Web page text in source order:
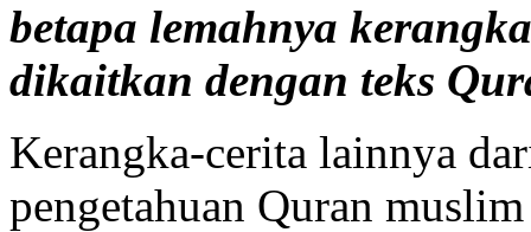
betapa lemahnya
dikaitkan dengan teks
Kerangka-cerita lainnya
pengetahuan Quran